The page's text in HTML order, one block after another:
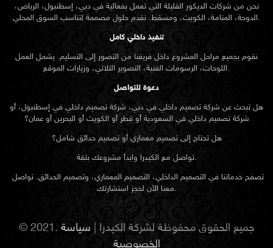
نحن من شركات الديكور القليلة التي تعمل بفعالية في دبي، إسطنبول، الرياض،
الدوحة، المنامة، الكويت، ومسقط. نقدم حلول مصممة لتناسب السوق المحلي.
تنفيذ داخلي كامل
نقوم بجميع مراحل المشروع داخل فريقنا من التصور إلى التسليم. يشمل العمل
اللوحات، الرسومات الفنية، التصوير الثلاثي، وزيارات الموقع.
دعوة للتواصل
هل تبحث عن شركة تصميم داخلي في دبي، شركة تصميم داخلي في إسطنبول، أو
شركة تصميم داخلي في السعودية أو قطر أو الكويت أو البحرين أو عمان؟
هل تحتاج إلى تصميم معماري أو تصميم حدائق شامل؟
تواصل مع الكيدرا وابدأ مشروعك بثقة.
معنا الآن لحجز استشارتك.
© 2021. جميع الحقوق محفوظة لشركة الكيدرا | سياسة
الخصوصية